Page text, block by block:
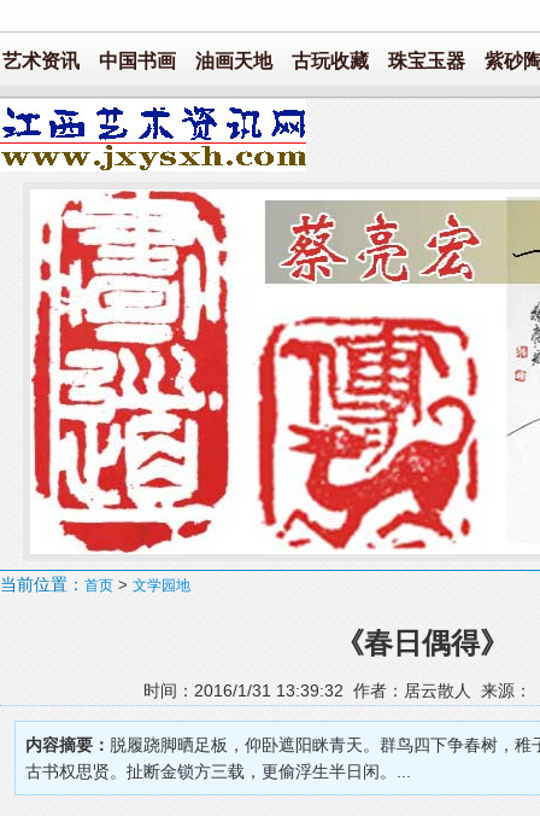
艺术资讯 中国书画 油画天地 古玩收藏 珠宝玉器 紫砂
当前位置： 首页 > 文学园地
《春日偶得》
时间：2016/1/31 13:39:32 作者：居云散人 来源：
内容摘要： 脱履跷脚晒足板，仰卧遮阳眯青天。群鸟四下争春树，
古书权思贤。扯断金锁方三载，更偷浮生半日闲。...